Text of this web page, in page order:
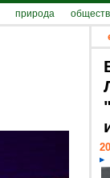
природа